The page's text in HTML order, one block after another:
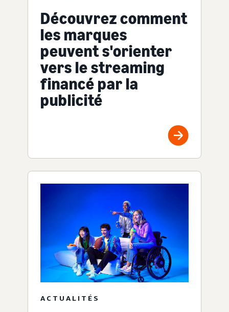
Découvrez comment
les marques
peuvent s'orienter
vers le streaming
financé par la
publicité
ACTUALITÉS